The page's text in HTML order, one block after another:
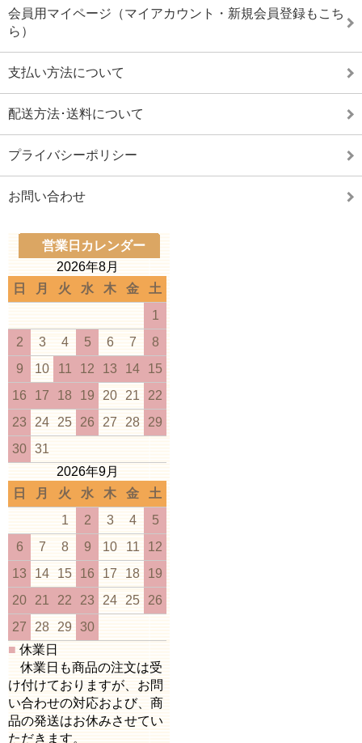
会員用マイページ（マイアカウント・新規会員登録もこち
ら）
支払い方法について
配送方法･送料について
プライバシーポリシー
お問い合わせ
営業日カレンダー
2026年8月
日
月 火 水 木 金
土
1
2
3 4 5 6 7
8
9
10 11 12 13 14
15
16
17 18 19 20 21
22
23
24 25 26 27 28
29
30 31
2026年9月
日
月 火 水 木 金
土
1
2 3 4
5
6
7 8 9 10 11
12
13
14 15 16 17 18
19
20
21 22 23 24 25
26
27
28 29 30
■ 休業日
休業日も商品の注文は受
け付けておりますが、お問
い合わせの対応および、商
品の発送はお休みさせてい
ただきます。